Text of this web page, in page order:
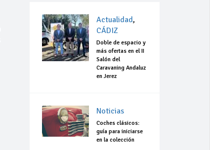
Actualidad,
CÁDIZ
Doble de espacio y
más ofertas en el II
Salón del
Caravaning Andaluz
en Jerez
Noticias
Coches clásicos:
guía para iniciarse
en la colección